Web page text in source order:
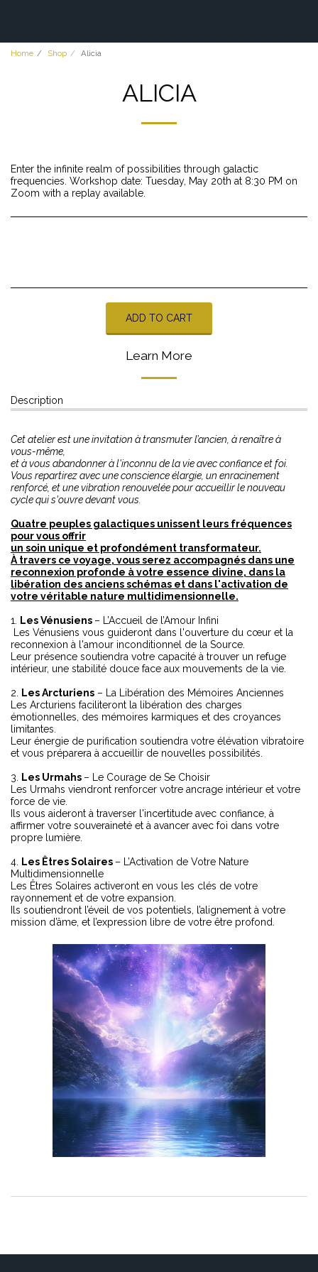
Home Shop Alicia
ALICIA
Enter the infinite realm of possibilities through galactic
frequencies. Workshop date: Tuesday, May 20th at 8:30 PM on
Zoom with a replay available.
ADD TO CART
Learn More
Description
Cet atelier est une invitation à transmuter l’ancien, à renaître à
vous-même,
et à vous abandonner à l'inconnu de la vie avec confiance et foi.
Vous repartirez avec une conscience élargie, un enracinement
renforcé, et une vibration renouvelée pour accueillir le nouveau
cycle qui s'ouvre devant vous.
Quatre peuples galactiques unissent leurs fréquences
pour vous offrir
un soin unique et profondément transformateur.
À travers ce voyage, vous serez accompagnés dans une
reconnexion profonde à votre essence divine, dans la
libération des anciens schémas et dans l'activation de
votre véritable nature multidimensionnelle.
1. Les Vénusiens – L’Accueil de l’Amour Infini
Les Vénusiens vous guideront dans l'ouverture du cœur et la
reconnexion à l'amour inconditionnel de la Source.
Leur présence soutiendra votre capacité à trouver un refuge
intérieur, une stabilité douce face aux mouvements de la vie.
2. Les Arcturiens – La Libération des Mémoires Anciennes
Les Arcturiens faciliteront la libération des charges
émotionnelles, des mémoires karmiques et des croyances
limitantes.
Leur énergie de purification soutiendra votre élévation vibratoire
et vous préparera à accueillir de nouvelles possibilités.
3. Les Urmahs – Le Courage de Se Choisir
Les Urmahs viendront renforcer votre ancrage intérieur et votre
force de vie.
Ils vous aideront à traverser l'incertitude avec confiance, à
affirmer votre souveraineté et à avancer avec foi dans votre
propre lumière.
4. Les Êtres Solaires – L’Activation de Votre Nature
Multidimensionnelle
Les Êtres Solaires activeront en vous les clés de votre
rayonnement et de votre expansion.
Ils soutiendront l’éveil de vos potentiels, l’alignement à votre
mission d’âme, et l’expression libre de votre être profond.